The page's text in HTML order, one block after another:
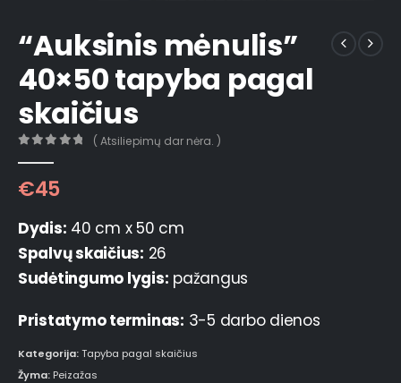
“Auksinis mėnulis”
40×50 tapyba pagal
skaičius
( Atsiliepimų dar nėra. )
€45
Dydis: 40 cm x 50 cm
Spalvų skaičius: 26
Sudėtingumo lygis: pažangus
Pristatymo terminas: 3-5 darbo dienos
Kategorija:Tapyba pagal skaičius
Žyma: Peizažas